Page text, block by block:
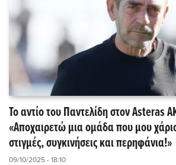
Το αντίο του Παντελίδη στον Asteras
«Αποχαιρετώ μια ομάδα που μου
στιγμές, συγκινήσεις και περηφάνια!»
09/10/2025 - 18:10